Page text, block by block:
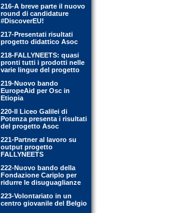
216-A breve parte il nuovo
round di candidature
#DiscoverEU!
217-Presentati risultati
progetto didattico Asoc
218-FALLYNEETS: quasi
pronti tutti i prodotti nelle
varie lingue del progetto
219-Nuovo bando
EuropeAid per Osc in
Etiopia
220-Il Liceo Galilei di
Potenza presenta i risultati
del progetto Asoc
221-Partner al lavoro su
output progetto
FALLYNEETS
222-Nuovo bando della
Fondazione Cariplo per
ridurre le disuguaglianze
223-Volontariato in un
centro giovanile del Belgio